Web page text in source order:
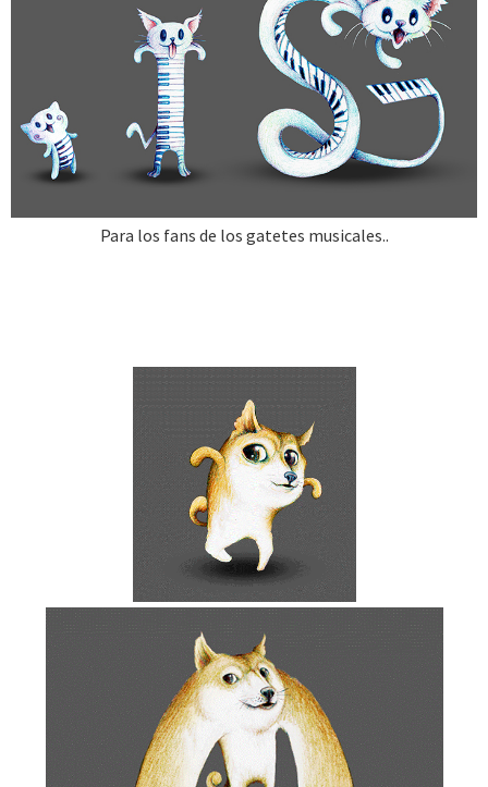
Para los fans de los gatetes musicales..